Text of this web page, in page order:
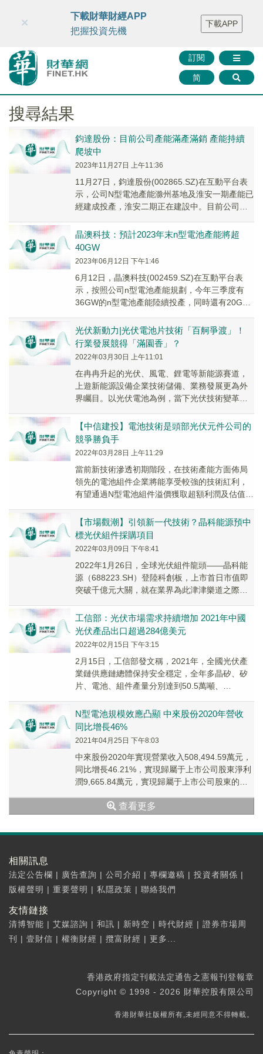
財華智庫網 FINTV FINMETA 財華證券 媒體矩陣
智庫沙龍
聯絡我們
訂閱
简
×
下載財華財經APP
把握投資先機
下載APP
搜尋結果
鈞達股份：目前公司產能滿產滿銷 產能持續
爬坡中
2023年11月27日 上午11:36
11月27日，鈞達股份(002865.SZ)在互動平台表
示，公司N型電池產能滁州基地及淮安一期產能已
經建成投產，淮安二期正在建設中。目前公司產
晶澳科技：預計2023年末n型電池產能將超
40GW
2023年06月12日 下午1:46
6月12日，晶澳科技(002459.SZ)在互動平台表
示，按照公司n型電池產能規劃，今年三季度有
36GW的n型電池產能陸續投產，同時還有20GW
光伏新動力|光伏電池片技術「百舸爭渡」！
行業發展競得「滿園香」？
2022年03月30日 上午11:01
在冉冉升起的光伏、風電、鋰電等新能源賽道，
上遊新能源設備企業技術儲備、業務發展更為外
界矚目。以光伏電池為例，當下光伏技術變革面
IB...
【中信建投】電池技術是頭部光伏元件公司的
競爭勝負手
2022年03月28日 上午11:29
當前新技術滲透初期階段，在技術產能方面佈局
領先的電池組件企業將能享受較強的技術紅利，
有望通過N型電池組件溢價獲取超額利潤及估值彈
速釋放，...
【市場觀潮】引領新一代技術？晶科能源預中
標光伏組件採購項目
2022年03月09日 下午8:41
2022年1月26日，全球光伏組件龍頭——晶科能
源（688223.SH）登陸科創板，上市首日市值即
突破千億元大關，就在業界為此津津樂道之際，
工信部：光伏市場需求持續增加 2021年中國
光伏產品出口超過284億美元
2022年02月15日 下午3:15
2月15日，工信部發文稱，2021年，全國光伏產
業鏈供應鏈總體保持安全穩定，全年多晶矽、矽
片、電池、組件產量分別達到50.5萬噸、
N型電池規模效應凸顯 中來股份2020年營收
同比增長46%
2021年04月25日 下午8:03
中來股份2020年實現營業收入508,494.59萬元，
同比增長46.21%，實現歸屬于上市公司股東淨利
潤9,665.84萬元，實現歸屬于上市公司股東的扣
查看更多
相關訊息
法定公告欄 | 廣告查詢 | 公司介紹 | 專欄邀稿 | 投資者關係 |
版權聲明 | 重要聲明 | 私隱政策 | 聯絡我們
友情鏈接
清博智能 | 艾媒諮詢 | 和訊 | 新時空 | 時代財經 | 證券市場周
刊
| 壹財信 | 權衡財經 | 攬富財經 | 更多...
香港政府指定刊載法定通告之憲報刊登報章
Copyright © 1998 - 2026 財華控股有限公司
香港財華社版權所有,未經同意不得轉載。